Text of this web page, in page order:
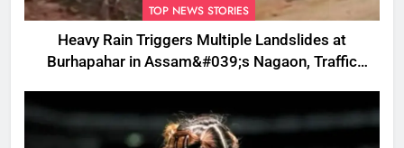
TOP NEWS STORIES
Heavy Rain Triggers Multiple Landslides at
Burhapahar in Assam&#039;s Nagaon, Traffic